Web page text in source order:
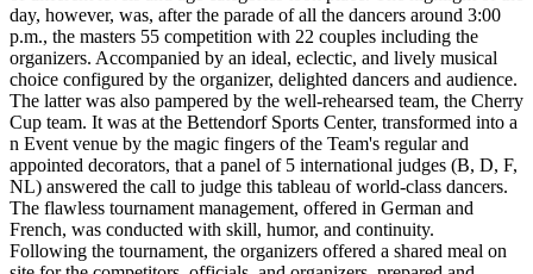
day, however, was, after the parade of all the dancers around 3:00
p.m., the masters 55 competition with 22 couples including the
organizers. Accompanied by an ideal, eclectic, and lively musical
choice configured by the organizer, delighted dancers and audience.
The latter was also pampered by the well-rehearsed team, the Cherry
Cup team. It was at the Bettendorf Sports Center, transformed into a
n Event venue by the magic fingers of the Team's regular and
appointed decorators, that a panel of 5 international judges (B, D, F,
NL) answered the call to judge this tableau of world-class dancers.
The flawless tournament management, offered in German and
French, was conducted with skill, humor, and continuity.
Following the tournament, the organizers offered a shared meal on